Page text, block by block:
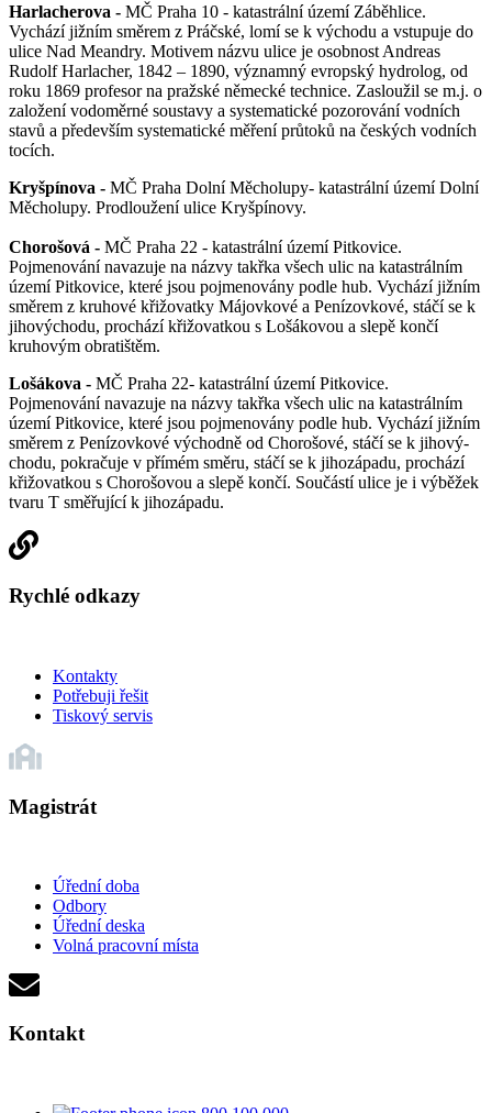
Harlacherova - MČ Praha 10 - katastrální území Záběhlice.
Vychází jižním směrem z Práčské, lomí se k východu a vstupuje do
ulice Nad Meandry. Motivem názvu ulice je osobnost Andreas
Rudolf Harlacher, 1842 – 1890, významný evropský hydrolog, od
roku 1869 profesor na pražské německé technice. Zasloužil se m.j. o
založení vodoměrné soustavy a systematické pozorování vodních
stavů a především systematické měření průtoků na českých vodních
tocích.
Kryšpínova - MČ Praha Dolní Měcholupy- katastrální území Dolní
Měcholupy. Prodloužení ulice Kryšpínovy.
Chorošová - MČ Praha 22 - katastrální území Pitkovice.
Pojmenování navazuje na názvy takřka všech ulic na katastrálním
území Pitkovice, které jsou pojmenovány podle hub. Vychází jižním
směrem z kruhové křižovatky Májovkové a Penízovkové, stáčí se k
jihovýchodu, prochází křižovatkou s Lošákovou a slepě končí
kruhovým obratištěm.
Lošákova - MČ Praha 22- katastrální území Pitkovice.
Pojmenování navazuje na názvy takřka všech ulic na katastrálním
území Pitkovice, které jsou pojmenovány podle hub. Vychází jižním
směrem z Penízovkové východně od Chorošové, stáčí se k jihový-
chodu, pokračuje v přímém směru, stáčí se k jihozápadu, prochází
křižovatkou s Chorošovou a slepě končí. Součástí ulice je i výběžek
tvaru T směřující k jihozápadu.
Rychlé odkazy
Kontakty
Potřebuji řešit
Tiskový servis
Magistrát
Úřední doba
Odbory
Úřední deska
Volná pracovní místa
Kontakt